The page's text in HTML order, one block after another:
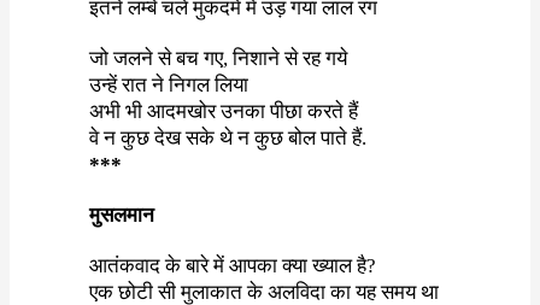
इतने लम्बे चले मुकदमें में उड़ गया लाल रंग
जो जलने से बच गए,निशाने से रह गये
उन्हें रात ने निगल लिया
अभी भी आदमखोर उनका पीछा करते हैं
वे न कुछ देख सके थे न कुछ बोल पाते हैं.
***
मुसलमान
आतंकवाद के बारे में आपका क्या ख्याल है?
एक छोटी सी मुलाकात के अलविदा का यह समय था